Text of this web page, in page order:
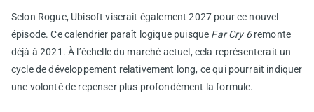
Selon Rogue, Ubisoft viserait également 2027 pour ce nouvel
épisode. Ce calendrier paraît logique puisque Far Cry 6remonte
déjà à 2021. À l’échelle du marché actuel, cela représenterait un
cycle de développement relativement long, ce qui pourrait indiquer
une volonté de repenser plus profondément la formule.